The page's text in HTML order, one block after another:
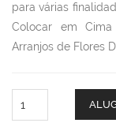
para várias
Colocar em
Arranjos de Flores
Vaso